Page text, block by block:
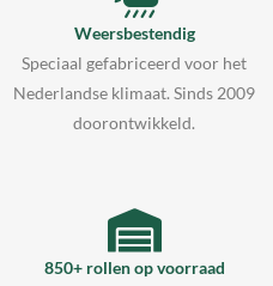
Weersbestendig
Speciaal gefabriceerd voor het
Nederlandse klimaat. Sinds 2009
doorontwikkeld.
850+ rollen op voorraad